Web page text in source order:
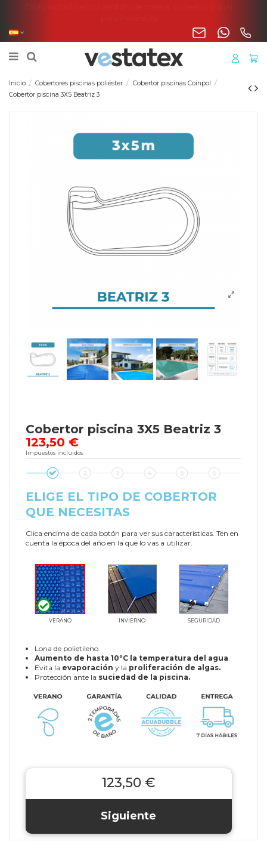
Inicio Cobertores piscinas poliéster
Cobertor piscinas Coinpol
Cobertor piscina 3X5 Beatriz 3
Cobertor piscina 3X5 Beatriz 3
123,50 €
Impuestos incluidos
ELIGE EL TIPO DE COBERTOR
QUE NECESITAS
Clica encima de cada botón para ver sus características. Ten en
cuenta la época del año en la que lo vas a utilizar.
VERANO INVIERNO SEGURIDAD
Lona de polietileno.
Aumento de hasta 10ºC la temperatura del agua.
Evita la evaporación y la proliferación de algas.
Protección ante la suciedad de la piscina.
123,50 €